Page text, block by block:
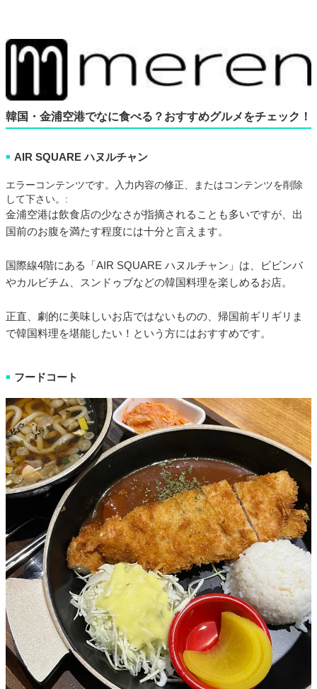
韓国・金浦空港でなに食べる？おすすめグルメをチェック！
■ AIR SQUARE ハヌルチャン
エラーコンテンツです。入力内容の修正、またはコンテンツを削除
して下さい。:
金浦空港は飲食店の少なさが指摘されることも多いですが、出
国前のお腹を満たす程度には十分と言えます。
国際線4階にある「AIR SQUARE ハヌルチャン」は、ビビンバ
やカルビチム、スンドゥブなどの韓国料理を楽しめるお店。
正直、劇的に美味しいお店ではないものの、帰国前ギリギリま
で韓国料理を堪能したい！という方にはおすすめです。
■ フードコート